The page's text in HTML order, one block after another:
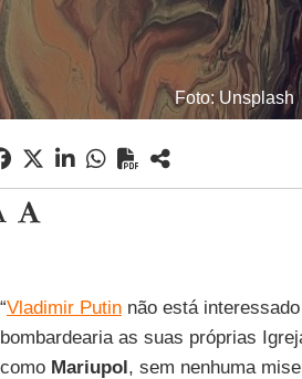
Foto: Unsplash
“Vladimir Putinnão está
bombardearia as suas próprias
como Mariupol, sem nenhuma